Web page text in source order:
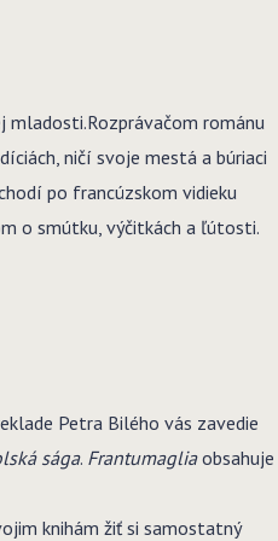
mladosti.Rozprávačom románu
ničí svoje mestá a búriaci
po francúzskom vidieku
o smútku, výčitkách a ľútosti.
Petra Bilého vás zavedie
sága. Frantumagliaobsahuje
knihám žiť si samostatný